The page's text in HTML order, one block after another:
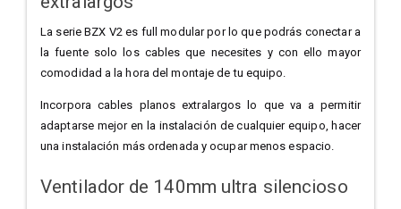
La serie BZX V2 es full modular por lo que podrás conectar a
la fuente solo los cables que necesites y con ello mayor
comodidad a la hora del montaje de tu equipo.
Incorpora cables planos extralargos lo que va a permitir
adaptarse mejor en la instalación de cualquier equipo, hacer
una instalación más ordenada y ocupar menos espacio.
Ventilador de 140mm ultra silencioso